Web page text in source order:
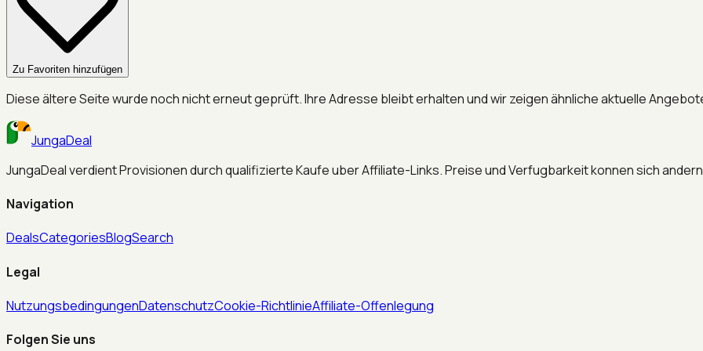
Zu Favoriten hinzufügen
Diese ältere Seite wurde noch nicht erneut geprüft. Ihre Adresse bleibt erhalten und wir zeigen ähnliche aktuelle
JungaDeal
JungaDeal verdient Provisionen durch qualifizierte Kaufe uber Affiliate-Links. Preise und Verfugbarkeit konnen sich
Navigation
DealsCategoriesBlogSearch
Legal
NutzungsbedingungenDatenschutzCookie-RichtlinieAffiliate-Offenlegung
Folgen Sie uns